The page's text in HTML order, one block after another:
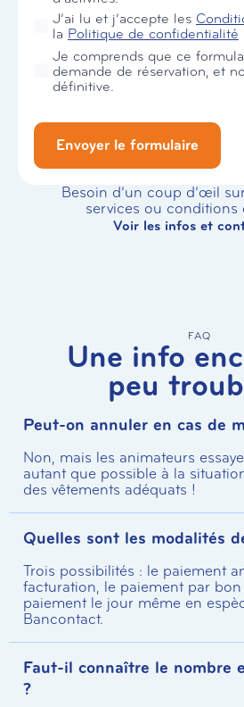
RGPD
J’ai lu et j’accepte les
la Politique de confidentialité
Je comprends que ce
demande de réservation, et non une réservation
définitive.
Envoyer le formulaire
Besoin d’un coup d’œil
services ou conditions
Voir les infos et
FAQ
Une info
peu
Peut-on annuler en cas de
Non, mais les animateurs
autant que possible à la
des vêtements adéquats !
Quelles sont les modalités
Trois possibilités : le paiement
facturation, le paiement par
paiement le jour même en
Bancontact.
Faut-il connaître le nombre
?